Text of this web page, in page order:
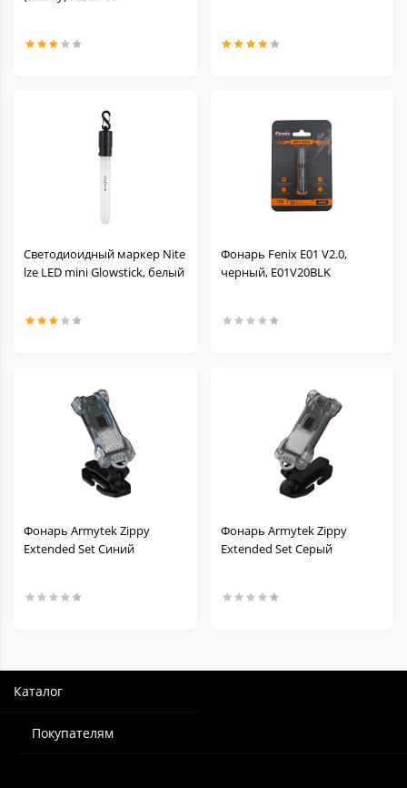
Светодиоидный маркер Nite
lze LED mini Glowstick, белый
Фонарь Fenix E01 V2.0,
черный, E01V20BLK
Фонарь Armytek Zippy
Extended Set Синий
Фонарь Armytek Zippy
Extended Set Серый
Каталог
Покупателям